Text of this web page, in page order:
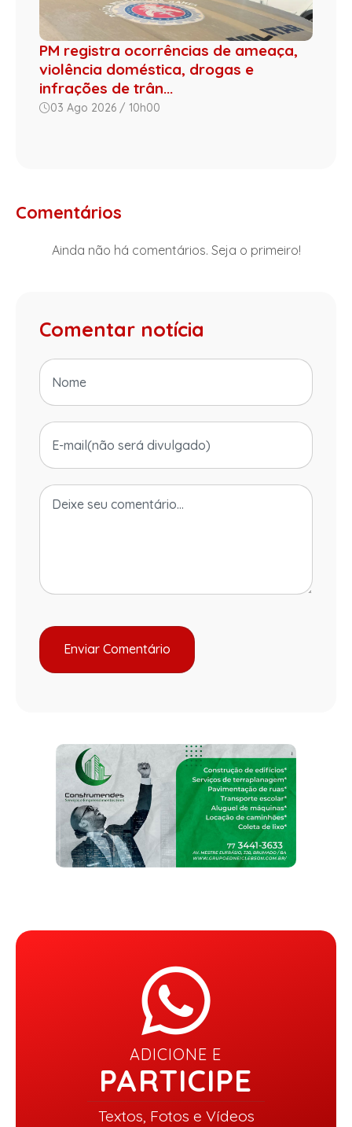
PM registra ocorrências de ameaça,
violência doméstica, drogas e
infrações de trân...
03 Ago 2026 / 10h00
Comentários
Ainda não há comentários. Seja o primeiro!
Comentar notícia
ADICIONE E
PARTICIPE
Textos, Fotos e Vídeos